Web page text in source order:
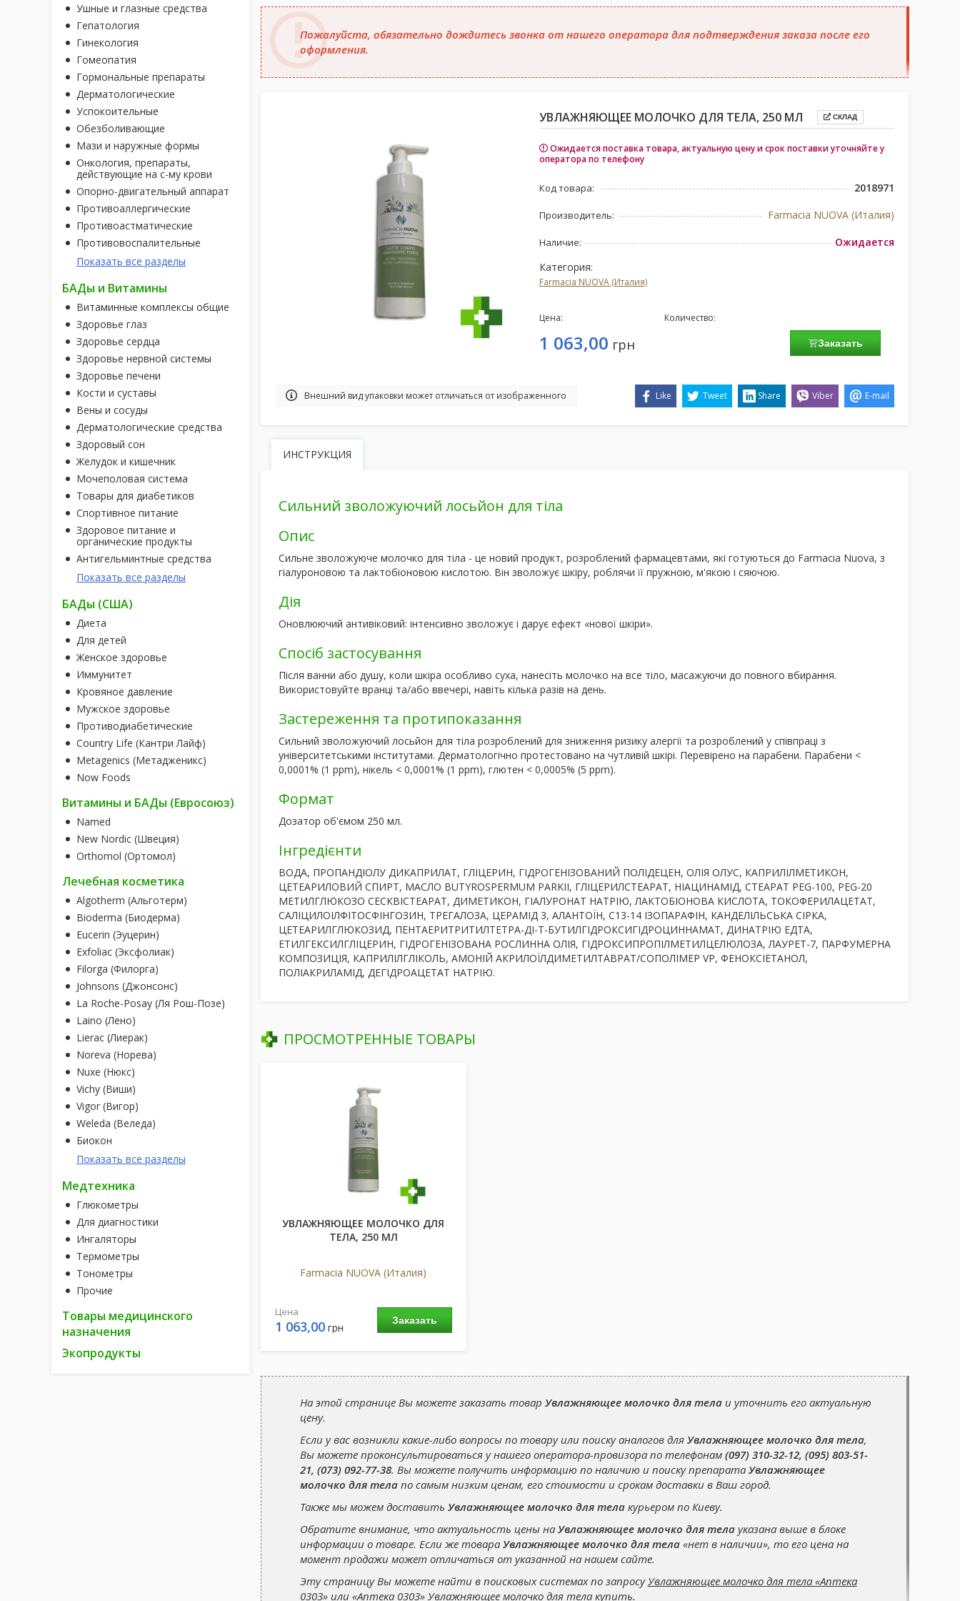
Ушные и глазные средства
Гепатология
Гинекология
Гомеопатия
Гормональные препараты
Дерматологические
Успокоительные
Обезболивающие
Мази и наружные формы
Онкология, препараты,
действующие на с-му крови
Опорно-двигательный аппарат
Противоаллергические
Противоастматические
Противовоспалительные
Показать все разделы
БАДы и Витамины
Витаминные комплексы общие
Здоровье глаз
Здоровье сердца
Здоровье нервной системы
Здоровье печени
Кости и суставы
Вены и сосуды
Дерматологические средства
Здоровый сон
Желудок и кишечник
Мочеполовая система
Товары для диабетиков
Спортивное питание
Здоровое питание и
органические продукты
Антигельминтные средства
Показать все разделы
БАДы (США)
Диета
Для детей
Женское здоровье
Иммунитет
Кровяное давление
Мужское здоровье
Противодиабетические
Country Life (Кантри Лайф)
Metagenics (Метадженикс)
Now Foods
Витамины и БАДы (Евросоюз)
Named
New Nordic (Швеция)
Orthomol (Ортомол)
Лечебная косметика
Algotherm (Альготерм)
Bioderma (Биодерма)
Eucerin (Эуцерин)
Exfoliac (Эксфолиак)
Filorga (Филорга)
Johnsons (Джонсонс)
La Roche-Posay (Ля Рош-Позе)
Laino (Лено)
Lierac (Лиерак)
Noreva (Норева)
Nuxe (Нюкс)
Vichy (Виши)
Vigor (Вигор)
Weleda (Веледа)
Биокон
Показать все разделы
Медтехника
Глюкометры
Для диагностики
Ингаляторы
Термометры
Тонометры
Прочие
Товары медицинского
назначения
Экопродукты
Пожалуйста, обязательно дождитесь звонка от нашего оператора для подтверждения заказа после его
оформления.
УВЛАЖНЯЮЩЕЕ МОЛОЧКО ДЛЯ ТЕЛА, 250 МЛ СКЛАД
Ожидается поставка товара, актуальную цену и срок поставки уточняйте у
оператора по телефону
Код товара: 2018971
Производитель: Farmacia NUOVA (Италия)
Наличие:
Ожидается
Категория:
Farmacia NUOVA (Италия)
Цена:
1 063,00 грн
Количество:
Заказать
Внешний вид упаковки может отличаться от изображенного Like Tweet Share Viber E-mail
ИНСТРУКЦИЯ
Сильний зволожуючий лосьйон для тіла
Опис
Сильне зволожуюче молочко для тіла - це новий продукт, розроблений фармацевтами, які готуються до Farmacia Nuova, з
гіалуроновою та лактобіоновою кислотою. Він зволожує шкіру, роблячи її пружною, м'якою і сяючою.
Дія
Оновлюючий антивіковий: інтенсивно зволожує і дарує ефект «нової шкіри».
Спосіб застосування
Після ванни або душу, коли шкіра особливо суха, нанесіть молочко на все тіло, масажуючи до повного вбирання.
Використовуйте вранці та/або ввечері, навіть кілька разів на день.
Застереження та протипоказання
Сильний зволожуючий лосьйон для тіла розроблений для зниження ризику алергіїта розроблений у співпраці з
університетськими інститутами. Дерматологічно протестовано на чутливій шкірі. Перевірено на парабени. Парабени <
0,0001% (1 ppm), нікель < 0,0001% (1 ppm), глютен < 0,0005% (5 ppm).
Формат
Дозатор об'ємом 250 мл.
Інгредієнти
ВОДА, ПРОПАНДІОЛУ ДИКАПРИЛАТ, ГЛІЦЕРИН, ГІДРОГЕНІЗОВАНИЙ ПОЛІДЕЦЕН, ОЛІЯ ОЛУС, КАПРИЛІЛМЕТИКОН,
ЦЕТЕАРИЛОВИЙ СПИРТ, МАСЛО BUTYROSPERMUM PARKII, ГЛІЦЕРИЛСТЕАРАТ, НІАЦИНАМІД, СТЕАРАТ PEG-100, PEG-20
МЕТИЛГЛЮКОЗО СЕСКВІСТЕАРАТ, ДИМЕТИКОН, ГІАЛУРОНАТ НАТРІЮ, ЛАКТОБІОНОВА КИСЛОТА, ТОКОФЕРИЛАЦЕТАТ,
САЛІЦИЛОІЛФІТОСФІНГОЗИН, ТРЕГАЛОЗА, ЦЕРАМІД 3, АЛАНТОЇН, C13-14 ІЗОПАРАФІН, КАНДЕЛІЛЬСЬКА СІРКА,
ЦЕТЕАРИЛГЛЮКОЗИД, ПЕНТАЕРИТРИТИЛТЕТРА-ДІ-Т-БУТИЛГІДРОКСИГІДРОЦИННАМАТ, ДИНАТРІЮ ЕДТА,
ЕТИЛГЕКСИЛГЛІЦЕРИН, ГІДРОГЕНІЗОВАНА РОСЛИННА ОЛІЯ, ГІДРОКСИПРОПІЛМЕТИЛЦЕЛЮЛОЗА, ЛАУРЕТ-7, ПАРФУМЕРНА
КОМПОЗИЦІЯ, КАПРИЛІЛГЛІКОЛЬ, АМОНІЙ АКРИЛОЇЛДИМЕТИЛТАВРАТ/СОПОЛІМЕР VP, ФЕНОКСІЕТАНОЛ,
ПОЛІАКРИЛАМІД, ДЕГІДРОАЦЕТАТ НАТРІЮ.
ПРОСМОТРЕННЫЕ ТОВАРЫ
УВЛАЖНЯЮЩЕЕ МОЛОЧКО ДЛЯ
ТЕЛА, 250 МЛ
Farmacia NUOVA (Италия)
Заказать
Цена
1 063,00грн
На этой странице Вы можете заказать товар Увлажняющее молочко для телаи уточнить его актуальную
цену.
Если у вас возникли какие-либо вопросы по товару или поиску аналогов для Увлажняющее молочко для тела,
Вы можете проконсультироваться у нашего оператора-провизора по телефонам (097) 310-32-12, (095) 803-51-
21, (073) 092-77-38. Вы можете получить информацию по наличию и поиску препарата Увлажняющее
молочко для телапо самым низким ценам, его стоимости и срокам доставки в Ваш город.
Также мы можем доставить Увлажняющее молочко для телакурьером по Киеву.
Обратите внимание, что актуальность цены на Увлажняющее молочко для телауказана выше в блоке
информации о товаре. Если же товара Увлажняющее молочко для тела«нет в наличии», то его цена на
момент продажи может отличаться от указанной на нашем сайте.
Эту страницу Вы можете найти в поисковых системах по запросу Увлажняющее молочко для тела «Аптека
0303»или «Аптека 0303» Увлажняющее молочко для тела купить.